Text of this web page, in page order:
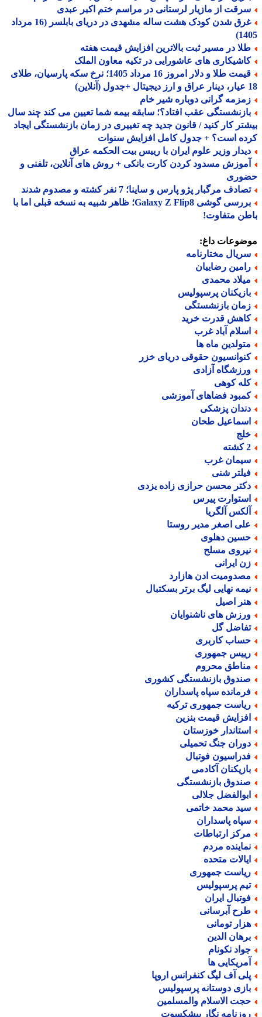
از مازیار لرستانی در مراسم ختم اکبر عبدی
غرق شدن کودک هشت ساله مشهدی در دریای بابلسر (16 مرداد
در مسیر ثبت بالاترین افزایش قیمت هفته
های عاشورایی در تکیه معاون الملک
قیمت طلا و دلار امروز 16 مرداد 1405؛ نرخ سکه پارسیان، طلای
گرانی دوباره شیر خام
عقب افتاد؟؛ سابقه بیمه شما تعیین می کند چند سال
کار کنید / قانون جدید چه تغییری در زمان بازنشستگی ایجاد
است؟ + جدول کامل افزایش سنوات
وزیر علوم ایران با رییس بیت الحکمه عراق
مسدود کردن کارت بانکی + روش های آنلاین، تلفنی و
مرگبار پژو پارس و ساینا؛ 7 نفر کشته و مصدوم شدند
بررسی گوشی Galaxy Z Flip8؛ ظاهر شبیه به نسخه قبلی اما با
متفاوت!
داغ:
مختارنامه
رضاییان
محمدی
پرسپولیس
بازنشستگی
قدرت خرید
آباد غرب
ماه ها
حقوقی دریای خزر
آزادی
کوهی
فضاهای آموزشی
پزشکی
طحان
غرب
شنی
محسن حرازی زاده یزدی
پیرس
آلگریا
اصغر مدیر روستا
دهلوی
مسلح
ایرانی
ادن هازارد
نهایی لیگ برتر بسکتبال
اصیل
های ناشنوایان
گل
کاربری
جمهوری
محروم
بازنشستگی کشوری
سپاه پاسداران
جمهوری ترکیه
قیمت بنزین
خوزستان
جنگ تحمیلی
فوتبال
آکادمی
بازنشستگی
جلالی
محمد خاتمی
پاسداران
ارتباطات
مردم
متحده
جمهوری
پرسپولیس
ایران
آبرسانی
تومانی
الدین
نکونام
ها
آف لیگ کنفرانس اروپا
دوستانه پرسپولیس
الاسلام والمسلمین
نگار پیشکسوت